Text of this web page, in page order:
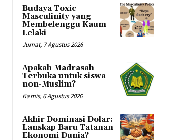
Budaya Toxic
Masculinity yang
Membelenggu Kaum
Lelaki
Jumat, 7 Agustus 2026
Apakah Madrasah
Terbuka untuk siswa
non-Muslim?
Kamis, 6 Agustus 2026
Akhir Dominasi Dolar:
Lanskap Baru Tatanan
Ekonomi Dunia?